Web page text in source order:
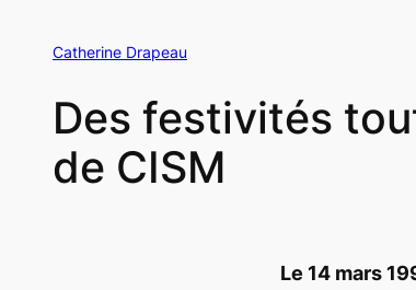
Catherine Drapeau
Des festivités
de CISM
Le 14 mars